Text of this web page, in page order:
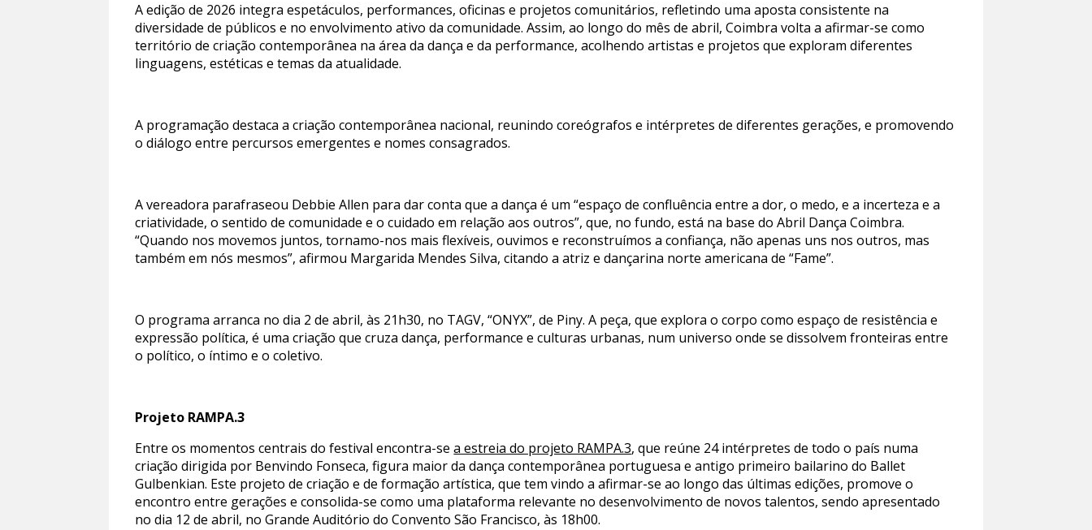
A edição de 2026 integra espetáculos, performances, oficinas e projetos comunitários, refletindo uma aposta consistente na
diversidade de públicos e no envolvimento ativo da comunidade. Assim, ao longo do mês de abril, Coimbra volta a afirmar-se como
território de criação contemporânea na área da dança e da performance, acolhendo artistas e projetos que exploram diferentes
linguagens, estéticas e temas da atualidade.
A programação destaca a criação contemporânea nacional, reunindo coreógrafos e intérpretes de diferentes gerações, e promovendo
o diálogo entre percursos emergentes e nomes consagrados.
A vereadora parafraseou Debbie Allen para dar conta que a dança é um “espaço de confluência entre a dor, o medo, e a incerteza e a
criatividade, o sentido de comunidade e o cuidado em relação aos outros”, que, no fundo, está na base do Abril Dança Coimbra.
“Quando nos movemos juntos, tornamo-nos mais flexíveis, ouvimos e reconstruímos a confiança, não apenas uns nos outros, mas
também em nós mesmos”, afirmou Margarida Mendes Silva, citando a atriz e dançarina norte americana de “Fame”.
O programa arranca no dia 2 de abril, às 21h30, no TAGV, “ONYX”, de Piny. A peça, que explora o corpo como espaço de resistência e
expressão política, é uma criação que cruza dança, performance e culturas urbanas, num universo onde se dissolvem fronteiras entre
o político, o íntimo e o coletivo.
Projeto RAMPA.3
Entre os momentos centrais do festival encontra-sea estreia do projeto RAMPA.3, que reúne 24 intérpretes de todo o país numa
criação dirigida por Benvindo Fonseca, figura maior da dança contemporânea portuguesa e antigo primeiro bailarino do Ballet
Gulbenkian. Este projeto de criação e de formação artística, que tem vindo a afirmar-se ao longo das últimas edições, promove o
encontro entre gerações e consolida-se como uma plataforma relevante no desenvolvimento de novos talentos, sendo apresentado
no dia 12 de abril, no Grande Auditório do Convento São Francisco, às 18h00.